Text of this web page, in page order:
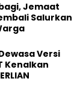
Jemaat
Salurkan
Versi
Kenalkan